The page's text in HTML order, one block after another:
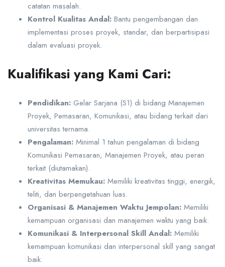
catatan masalah.
Kontrol Kualitas Andal: Bantu pengembangan dan
implementasi proses proyek, standar, dan berpartisipasi
dalam evaluasi proyek.
Kualifikasi yang Kami Cari:
Pendidikan: Gelar Sarjana (S1) di bidang Manajemen
Proyek, Pemasaran, Komunikasi, atau bidang terkait dari
universitas ternama.
Pengalaman: Minimal 1 tahun pengalaman di bidang
Komunikasi Pemasaran, Manajemen Proyek, atau peran
terkait (diutamakan).
Kreativitas Memukau: Memiliki kreativitas tinggi, energik,
teliti, dan berpengetahuan luas.
Organisasi & Manajemen Waktu Jempolan: Memiliki
kemampuan organisasi dan manajemen waktu yang baik.
Komunikasi & Interpersonal Skill Andal: Memiliki
kemampuan komunikasi dan interpersonal skill yang sangat
baik.